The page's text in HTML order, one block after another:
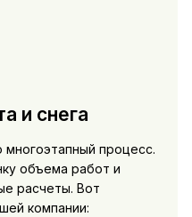
и снега
многоэтапный процесс.
объема работ и
расчеты. Вот
компании: